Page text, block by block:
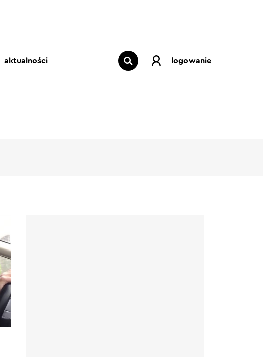
aktualności logowanie